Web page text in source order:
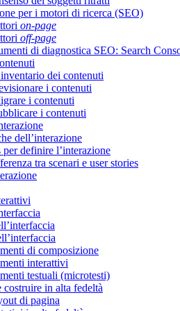
per i motori di ricerca (SEO)
on-page
off-page
di diagnostica SEO: Search
dei contenuti
i contenuti
i contenuti
i contenuti
dell’interazione
per definire l’interazione
tra scenari e user stories
di composizione
interattivi
testuali (microtesti)
costruire in alta fedeltà
di pagina